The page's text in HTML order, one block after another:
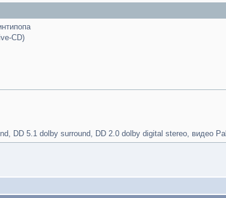
CD)
DD 5.1 dolby surround, DD 2.0 dolby digital stereo, видео